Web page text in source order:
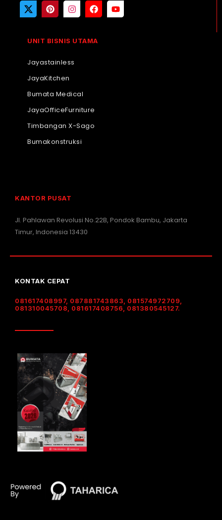
UNIT BISNIS UTAMA
Jayastainless
JayaKitchen
Bumata Medical
JayaOfficeFurniture
Timbangan X-Sago
Bumakonstruksi
KANTOR PUSAT
Jl. Pahlawan Revolusi No.22B, Pondok Bambu, Jakarta
Timur, Indonesia 13430
KONTAK CEPAT
081617408997, 087881743863, 081574972709,
081310045708, 081617408756, 081380545127.